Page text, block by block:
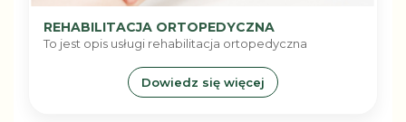
REHABILITACJA ORTOPEDYCZNA
To jest opis usługi rehabilitacja ortopedyczna
Dowiedz się więcej